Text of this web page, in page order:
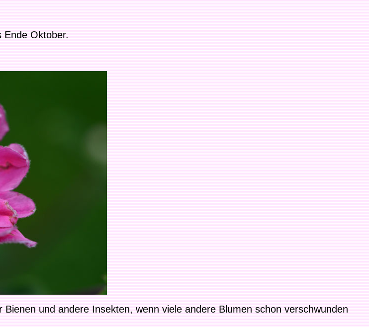
Ende Oktober.
und andere Insekten, wenn viele andere Blumen schon verschwunden